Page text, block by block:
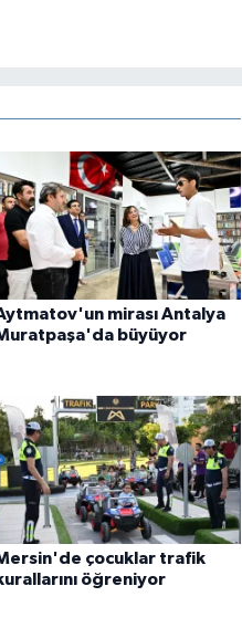
mirası Antalya
büyüyor
çocuklar trafik
öğreniyor